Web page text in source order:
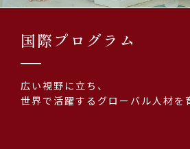
国際プログラム
広い視野に立ち、
世界で活躍するグローバル人材を